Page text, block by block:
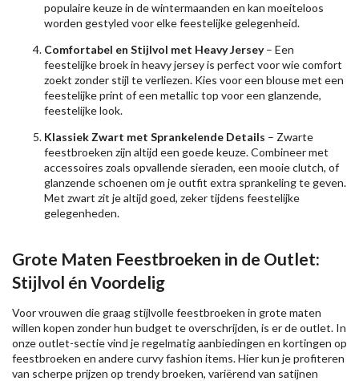
populaire keuze in de wintermaanden en kan moeiteloos
worden gestyled voor elke feestelijke gelegenheid.
Comfortabel en Stijlvol met Heavy Jersey– Een
feestelijke broek in heavy jersey is perfect voor wie comfort
zoekt zonder stijl te verliezen. Kies voor een blouse met een
feestelijke print of een metallic top voor een glanzende,
feestelijke look.
Klassiek Zwart met Sprankelende Details – Zwarte
feestbroeken zijn altijd een goede keuze. Combineer met
accessoires zoals opvallende sieraden, een mooie clutch, of
glanzende schoenen om je outfit extra sprankeling te geven.
Met zwart zit je altijd goed, zeker tijdens feestelijke
gelegenheden.
Grote Maten Feestbroeken in de Outlet:
Stijlvol én Voordelig
Voor vrouwen die graag stijlvolle feestbroeken in grote maten
willen kopen zonder hun budget te overschrijden, is er de outlet. In
onze outlet-sectie vind je regelmatig aanbiedingen en kortingen op
feestbroeken en andere curvy fashion items. Hier kun je profiteren
van scherpe prijzen op trendy broeken, variërend van satijnen